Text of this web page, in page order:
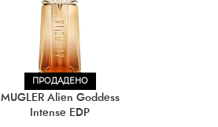
ПРОДАДЕНО
MUGLER Alien Goddess
Intense EDP